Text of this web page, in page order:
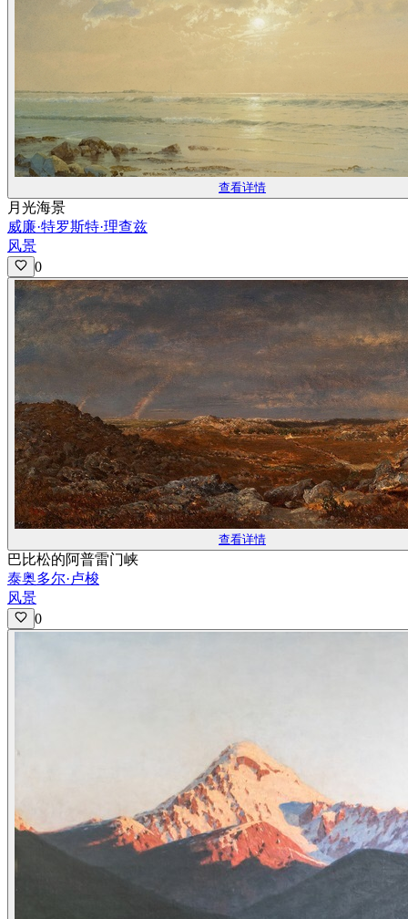
查看详情
月光海景
威廉·特罗斯特·理查兹
风景
0
查看详情
巴比松的阿普雷门峡
泰奥多尔·卢梭
风景
0